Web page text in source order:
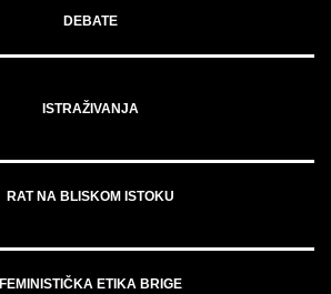
DEBATE
ISTRAŽIVANJA
RAT NA BLISKOM ISTOKU
FEMINISTIČKA ETIKA BRIGE